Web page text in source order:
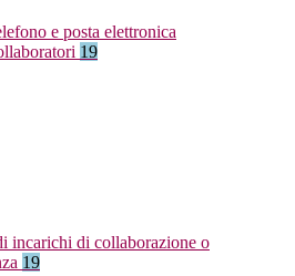
e posta elettronica
19
incarichi di collaborazione o
19